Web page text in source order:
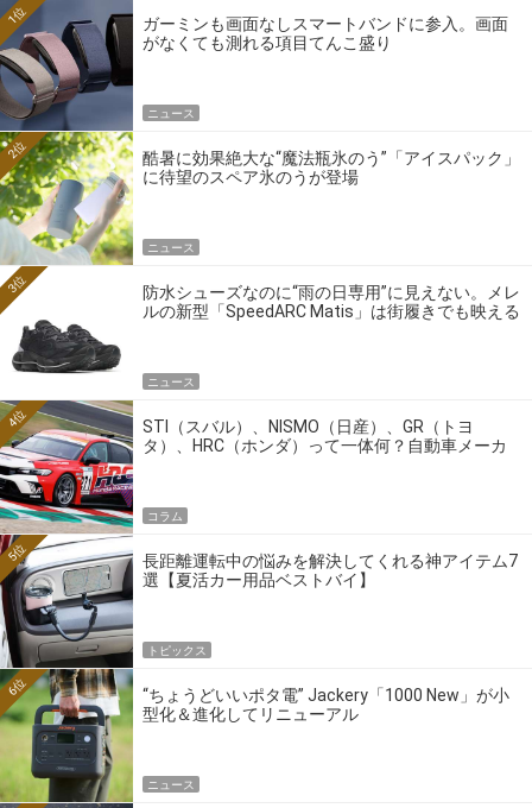
ガーミンも画面なしスマートバンドに参入。画面
がなくても測れる項目てんこ盛り
1位
ニュース
酷暑に効果絶大な“魔法瓶氷のう”「アイスパック」
に待望のスペア氷のうが登場
2位
ニュース
防水シューズなのに“雨の日専用”に見えない。メレ
ルの新型「SpeedARC Matis」は街履きでも映える
3位
ニュース
STI（スバル）、NISMO（日産）、GR（トヨ
タ）、HRC（ホンダ）って一体何？自動車メーカ
4位
コラム
長距離運転中の悩みを解決してくれる神アイテム7
選【夏活カー用品ベストバイ】
5位
トピックス
“ちょうどいいポタ電” Jackery「1000 New」が小
型化＆進化してリニューアル
6位
ニュース